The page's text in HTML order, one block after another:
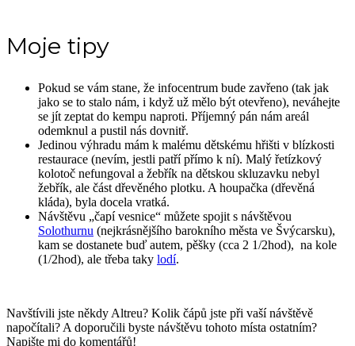
Moje tipy
Pokud se vám stane, že infocentrum bude zavřeno (tak jak
jako se to stalo nám, i když už mělo být otevřeno), neváhejte
se jít zeptat do kempu naproti. Příjemný pán nám areál
odemknul a pustil nás dovnitř.
Jedinou výhradu mám k malému dětskému hřišti v blízkosti
restaurace (nevím, jestli patří přímo k ní). Malý řetízkový
kolotoč nefungoval a žebřík na dětskou skluzavku nebyl
žebřík, ale část dřevěného plotku. A houpačka (dřevěná
kláda), byla docela vratká.
Návštěvu „čapí vesnice“ můžete spojit s návštěvou
Solothurnu (nejkrásnějšího barokního města ve Švýcarsku),
kam se dostanete buď autem, pěšky (cca 2 1/2hod), na kole
(1/2hod), ale třeba taky lodí.
Navštívili jste někdy Altreu? Kolik čápů jste při vaší návštěvě
napočítali? A doporučili byste návštěvu tohoto místa ostatním?
Napište mi do komentářů!